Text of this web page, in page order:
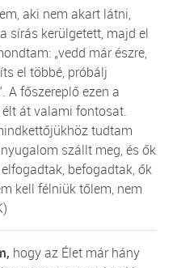
aki nem akart látni,
sírás kerülgetett, majd el
„vedd már észre,
el többé, próbálj
A főszereplő ezen a
át valami fontosat.
tudtam
szállt meg, és ők
befogadtak, ők
kell félniük tőlem, nem
hogy az Élet már hány